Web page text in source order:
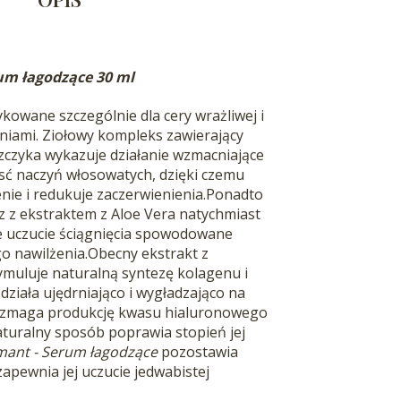
łagodzące 30 ml
szczególnie dla cery wrażliwej i
Ziołowy kompleks zawierający
wykazuje działanie wzmacniające
naczyń włosowatych, dzięki czemu
i redukuje zaczerwienienia.Ponadto
z ekstraktem z Aloe Vera natychmiast
ściągnięcia spowodowane
nawilżenia.Obecny ekstrakt z
naturalną syntezę kolagenu i
ujędrniająco i wygładzająco na
produkcję kwasu hialuronowego
sposób poprawia stopień jej
- Serum łagodzącepozostawia
jej uczucie jedwabistej